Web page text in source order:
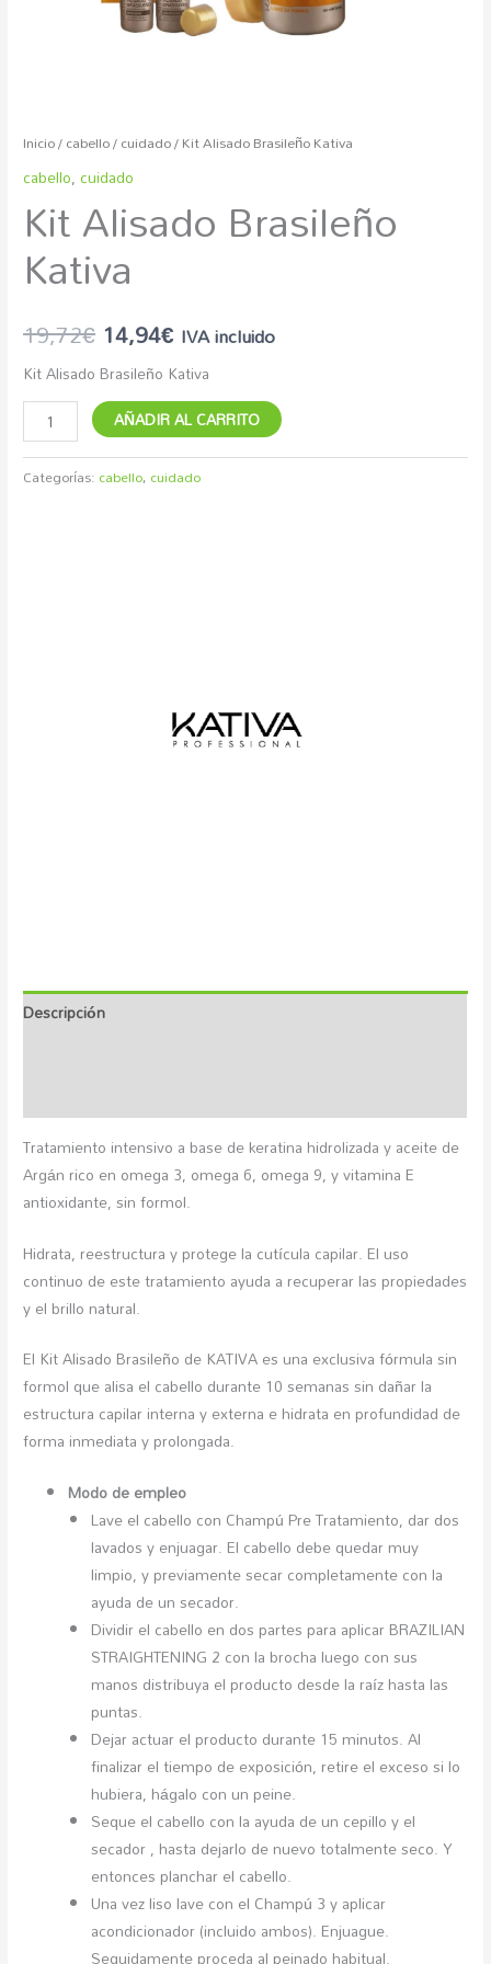
Inicio/cabello/cuidado/ Kit Alisado Brasileño Kativa
cabello,cuidado
Kit Alisado Brasileño
Kativa
19,72€ 14,94€ IVA incluido
Kit Alisado Brasileño Kativa
AÑADIR AL CARRITO
Categorías: cabello, cuidado
Descripción
Tratamiento intensivo a base de keratina hidrolizada y aceite de
Argán rico en omega 3, omega 6, omega 9, y vitamina E
antioxidante, sin formol.
Hidrata, reestructura y protege la cutícula capilar. El uso
continuo de este tratamiento ayuda a recuperar las propiedades
y el brillo natural.
El Kit Alisado Brasileño de KATIVA es una exclusiva fórmula sin
formol que alisa el cabello durante 10 semanas sin dañar la
estructura capilar interna y externa e hidrata en profundidad de
forma inmediata y prolongada.
Modo de empleo
Lave el cabello con Champú Pre Tratamiento, dar dos
lavados y enjuagar. El cabello debe quedar muy
limpio, y previamente secar completamente con la
ayuda de un secador.
Dividir el cabello en dos partes para aplicar BRAZILIAN
STRAIGHTENING 2 con la brocha luego con sus
manos distribuya el producto desde la raíz hasta las
puntas.
Dejar actuar el producto durante 15 minutos. Al
finalizar el tiempo de exposición, retire el exceso si lo
hubiera, hágalo con un peine.
Seque el cabello con la ayuda de un cepillo y el
secador , hasta dejarlo de nuevo totalmente seco. Y
entonces planchar el cabello.
Una vez liso lave con el Champú 3 y aplicar
acondicionador (incluido ambos). Enjuague.